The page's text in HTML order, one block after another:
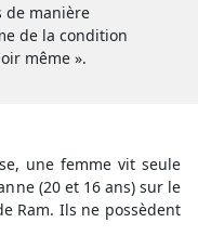
de manière
de la condition
même ».
une femme vit seule
(20 et 16 ans) sur le
Ram. Ils ne possèdent